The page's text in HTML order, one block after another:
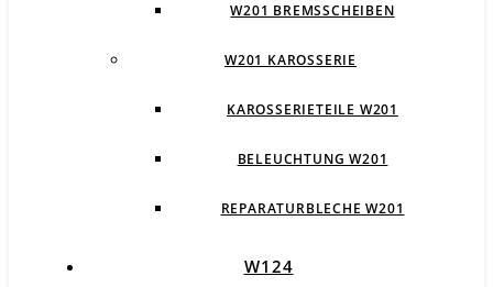
W201 BREMSSCHEIBEN
W201 KAROSSERIE
KAROSSERIETEILE W201
BELEUCHTUNG W201
REPARATURBLECHE W201
W124